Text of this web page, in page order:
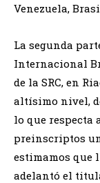
Venezuela,
La segunda
Internacional
de la SRC, en
altísimo nivel,
lo que respecta
preinscriptos
estimamos que
adelantó el